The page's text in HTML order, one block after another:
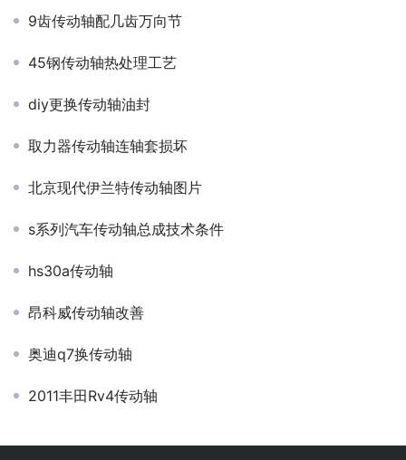
9齿传动轴配几齿万向节
45钢传动轴热处理工艺
diy更换传动轴油封
取力器传动轴连轴套损坏
北京现代伊兰特传动轴图片
s系列汽车传动轴总成技术条件
hs30a传动轴
昂科威传动轴改善
奥迪q7换传动轴
2011丰田Rv4传动轴